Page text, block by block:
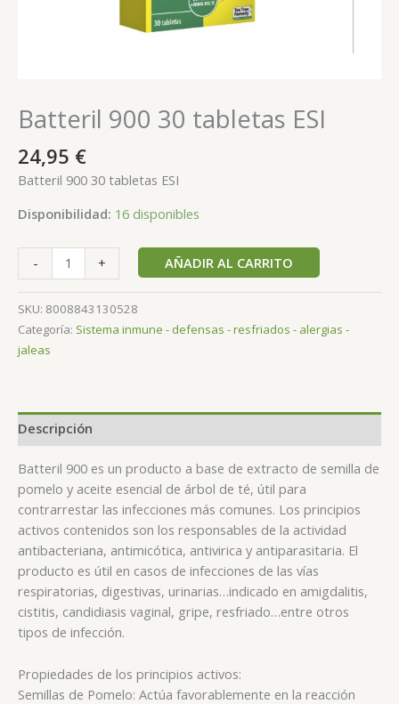
Batteril 900 30 tabletas ESI
24,95 €
Batteril 900 30 tabletas ESI
Disponibilidad: 16 disponibles
- + AÑADIR AL CARRITO
SKU: 8008843130528
Categoría: Sistema inmune - defensas - resfriados - alergias -
jaleas
Descripción
Batteril 900 es un producto a base de extracto de semilla de
pomelo y aceite esencial de árbol de té, útil para
contrarrestar las infecciones más comunes. Los principios
activos contenidos son los responsables de la actividad
antibacteriana, antimicótica, antivirica y antiparasitaria. El
producto es útil en casos de infecciones de las vías
respiratorias, digestivas, urinarias…indicado en amigdalitis,
cistitis, candidiasis vaginal, gripe, resfriado…entre otros
tipos de infección.
Propiedades de los principios activos:
Semillas de Pomelo: Actúa favorablemente en la reacción